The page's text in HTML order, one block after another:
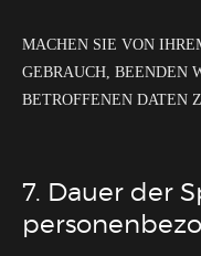
MACHEN SIE VON
GEBRAUCH, BEENDEN
BETROFFENEN DATEN
7. Dauer der